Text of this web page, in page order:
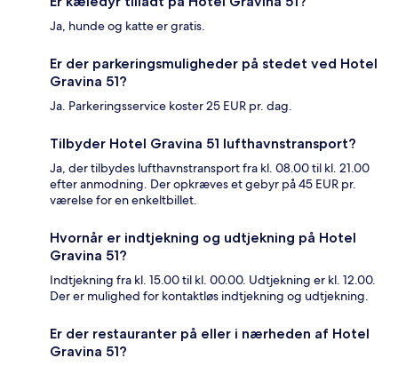
Ja, hunde og katte er gratis.
Er der parkeringsmuligheder på stedet ved Hotel
Gravina 51?
Ja. Parkeringsservice koster 25 EUR pr. dag.
Tilbyder Hotel Gravina 51 lufthavnstransport?
Ja, der tilbydes lufthavnstransport fra kl. 08.00 til kl. 21.00
efter anmodning. Der opkræves et gebyr på 45 EUR pr.
værelse for en enkeltbillet.
Hvornår er indtjekning og udtjekning på Hotel
Gravina 51?
Indtjekning fra kl. 15.00 til kl. 00.00. Udtjekning er kl. 12.00.
Der er mulighed for kontaktløs indtjekning og udtjekning.
Er der restauranter på eller i nærheden af Hotel
Gravina 51?